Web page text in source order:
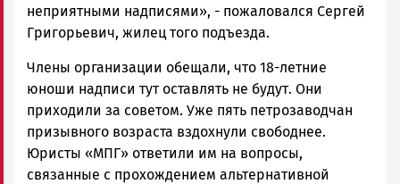
неприятными надписями», - пожаловался Сергей
Григорьевич, жилец того подъезда.
Члены организации обещали, что 18-летние
юноши надписи тут оставлять не будут. Они
приходили за советом. Уже пять петрозаводчан
призывного возраста вздохнули свободнее.
Юристы «МПГ» ответили им на вопросы,
связанные с прохождением альтернативной